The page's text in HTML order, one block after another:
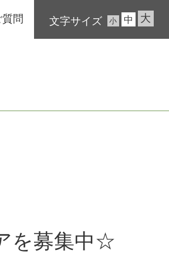
問 文字サイズ 小 中 大
を募集中☆